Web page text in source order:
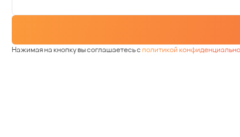
Нажимая на кнопку вы соглашаетесь сполитикой